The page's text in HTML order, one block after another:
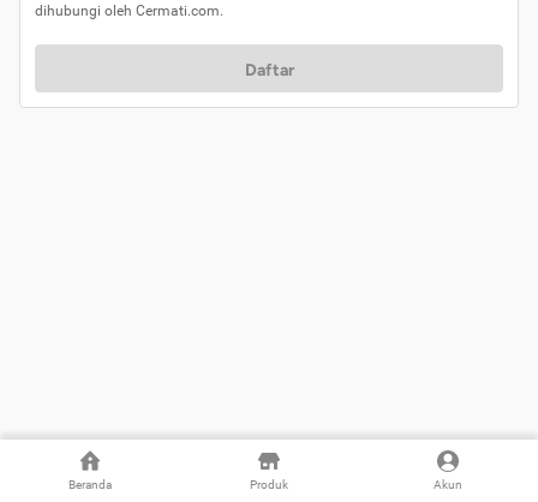
Beranda Produk Akun
dihubungi oleh Cermati.com.
Daftar